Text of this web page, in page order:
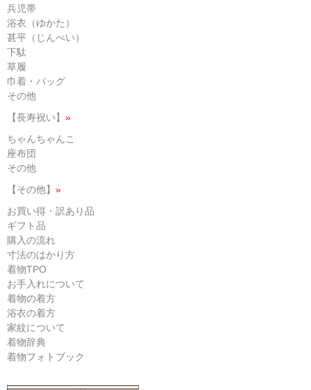
兵児帯
浴衣（ゆかた）
甚平（じんべい）
下駄
草履
巾着・バッグ
その他
【長寿祝い】 »
ちゃんちゃんこ
座布団
その他
【その他】 »
お買い得・訳あり品
ギフト品
購入の流れ
寸法のはかり方
着物TPO
お手入れについて
着物の着方
浴衣の着方
家紋について
着物辞典
着物フォトブック